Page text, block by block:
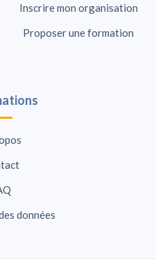
Inscrire mon organisation
Proposer une formation
données